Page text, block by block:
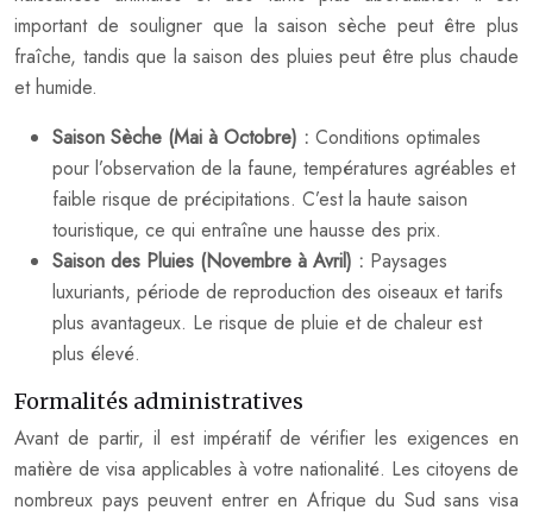
important de souligner que la saison sèche peut être plus
fraîche, tandis que la saison des pluies peut être plus chaude
et humide.
Saison Sèche (Mai à Octobre) : Conditions optimales
pour l’observation de la faune, températures agréables et
faible risque de précipitations. C’est la haute saison
touristique, ce qui entraîne une hausse des prix.
Saison des Pluies (Novembre à Avril) : Paysages
luxuriants, période de reproduction des oiseaux et tarifs
plus avantageux. Le risque de pluie et de chaleur est
plus élevé.
Formalités administratives
Avant de partir, il est impératif de vérifier les exigences en
matière de visa applicables à votre nationalité. Les citoyens de
nombreux pays peuvent entrer en Afrique du Sud sans visa